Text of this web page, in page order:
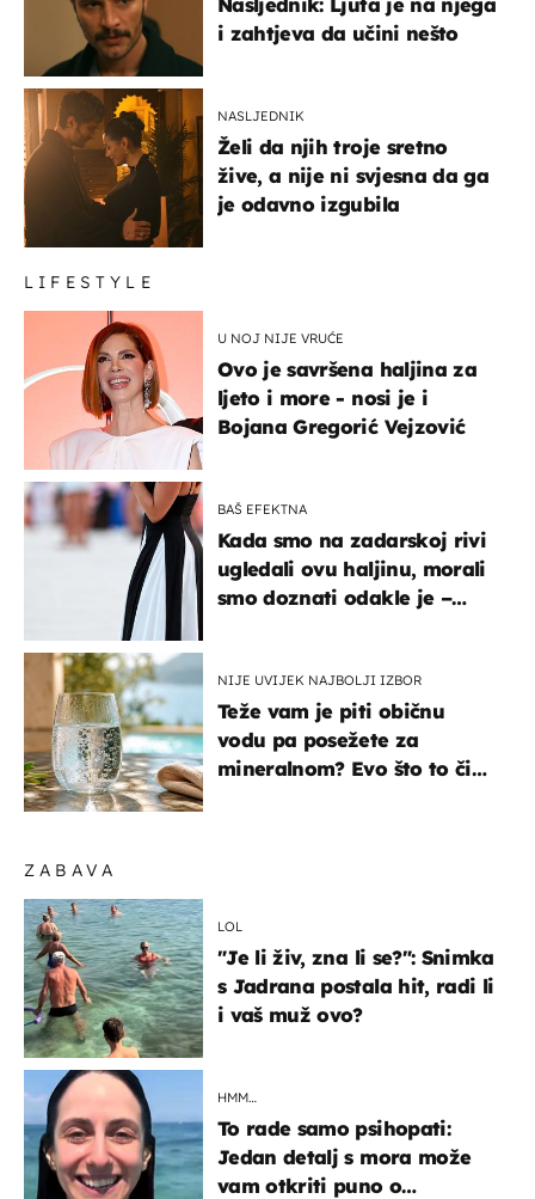
ZABAVA
LOL
"Je li živ, zna li se?": Snimka
s Jadrana postala hit, radi li
i vaš muž ovo?
HMM…
To rade samo psihopati:
Jedan detalj s mora može
vam otkriti puno o
i zahtjeva da učini nešto
NASLJEDNIK
Želi da njih troje sretno
žive, a nije ni svjesna da ga
je odavno izgubila
LIFESTYLE
U NOJ NIJE VRUĆE
Ovo je savršena haljina za
ljeto i more - nosi je i
Bojana Gregorić Vejzović
BAŠ EFEKTNA
Kada smo na zadarskoj rivi
ugledali ovu haljinu, morali
smo doznati odakle je –
NIJE UVIJEK NAJBOLJI IZBOR
Teže vam je piti običnu
vodu pa posežete za
mineralnom? Evo što to čini